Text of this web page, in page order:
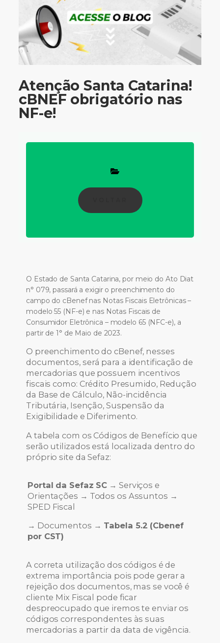
Atenção Santa Catarina!
cBNEF obrigatório nas
NF-e!
O Estado de Santa Catarina, por meio do Ato Diat
n° 079, passará a exigir o preenchimento do
campo do cBenef nas Notas Fiscais Eletrônicas –
modelo 55 (NF-e) e nas Notas Fiscais de
Consumidor Eletrônica – modelo 65 (NFC-e), a
partir de 1° de Maio de 2023.
O preenchimento do cBenef, nesses
documentos, será para a identificação de
mercadorias que possuem incentivos
fiscais como: Crédito Presumido, Redução
da Base de Cálculo, Não-incidência
Tributária, Isenção, Suspensão da
Exigibilidade e Diferimento.
A tabela com os Códigos de Benefício que
serão utilizados está localizada dentro do
próprio site da Sefaz:
Portal da Sefaz SC → Serviços e
Orientações → Todos os Assuntos →
SPED Fiscal
→ Documentos → Tabela 5.2 (Cbenef
por CST)
A correta utilização dos códigos é de
extrema importância pois pode gerar a
rejeição dos documentos, mas se você é
cliente Mix Fiscal pode ficar
despreocupado que iremos te enviar os
códigos correspondentes às suas
mercadorias a partir da data de vigência.